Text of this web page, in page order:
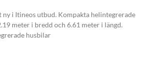
ny i Itineos utbud. Kompakta helintegrerade
meter i bredd och 6.61 meter i längd.
husbilar